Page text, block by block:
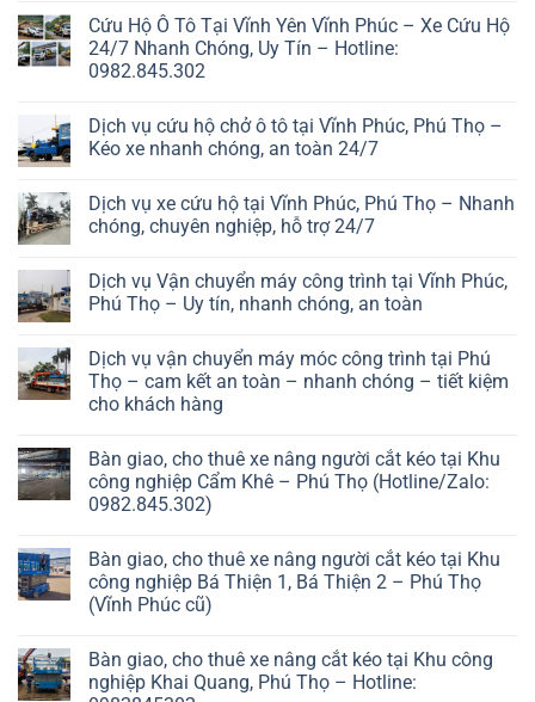
Cứu Hộ Ô Tô Tại Vĩnh Yên Vĩnh Phúc – Xe Cứu Hộ
24/7 Nhanh Chóng, Uy Tín – Hotline:
0982.845.302
Dịch vụ cứu hộ chở ô tô tại Vĩnh Phúc, Phú Thọ –
Kéo xe nhanh chóng, an toàn 24/7
Dịch vụ xe cứu hộ tại Vĩnh Phúc, Phú Thọ – Nhanh
chóng, chuyên nghiệp, hỗ trợ 24/7
Dịch vụ Vận chuyển máy công trình tại Vĩnh Phúc,
Phú Thọ – Uy tín, nhanh chóng, an toàn
Dịch vụ vận chuyển máy móc công trình tại Phú
Thọ – cam kết an toàn – nhanh chóng – tiết kiệm
cho khách hàng
Bàn giao, cho thuê xe nâng người cắt kéo tại Khu
công nghiệp Cẩm Khê – Phú Thọ (Hotline/Zalo:
0982.845.302)
Bàn giao, cho thuê xe nâng người cắt kéo tại Khu
công nghiệp Bá Thiện 1, Bá Thiện 2 – Phú Thọ
(Vĩnh Phúc cũ)
Bàn giao, cho thuê xe nâng cắt kéo tại Khu công
nghiệp Khai Quang, Phú Thọ – Hotline: